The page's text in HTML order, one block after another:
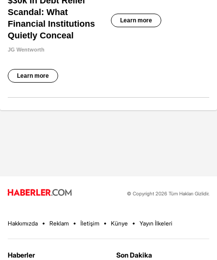
© Copyright 2026 Tüm Hakları Gizlidir.
Hakkımızda Reklam İletişim Künye Yayın İlkeleri
Haberler
Son Dakika